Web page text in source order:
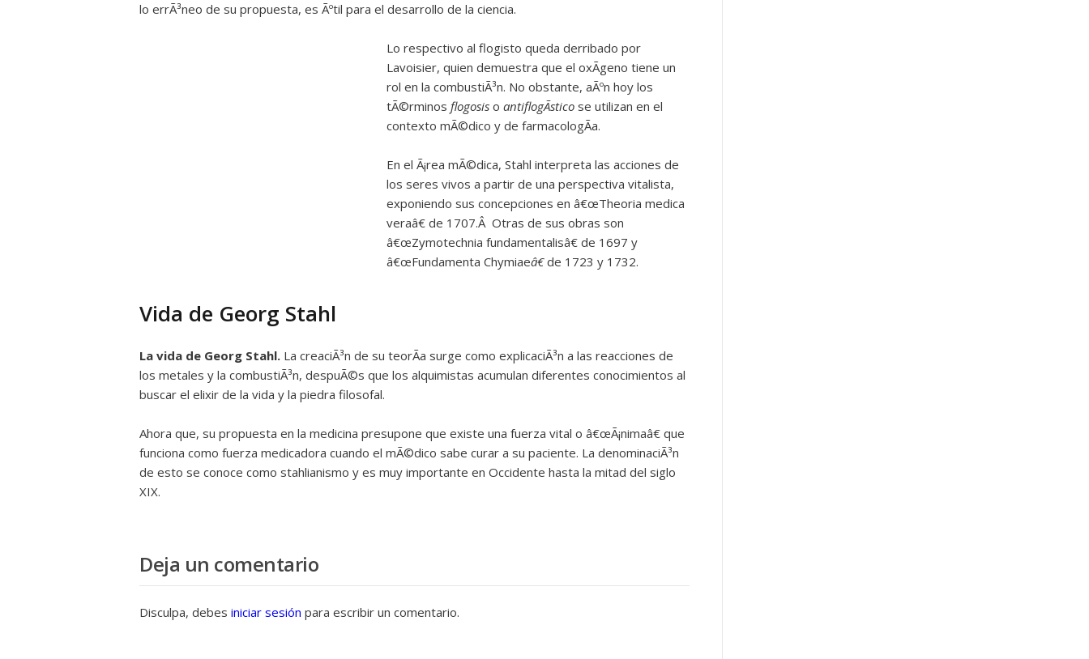
lo errÃ³neo de su propuesta, es Ãºtil para el desarrollo de la ciencia.
Lo respectivo al flogisto queda derribado por
Lavoisier, quien demuestra que el oxÃ­geno tiene un
rol en la combustiÃ³n. No obstante, aÃºn hoy los
tÃ©rminos flogosis o antiflogÃ­stico se utilizan en el
contexto mÃ©dico y de farmacologÃ­a.
En el Ã¡rea mÃ©dica, Stahl interpreta las acciones de
los seres vivos a partir de una perspectiva vitalista,
exponiendo sus concepciones en â€œTheoria medica
veraâ€ de 1707.Â Otras de sus obras son
â€œZymotechnia fundamentalisâ€ de 1697 y
â€œFundamenta Chymiaeâ€de 1723 y 1732.
Vida de Georg Stahl
La vida de Georg Stahl. La creaciÃ³n de su teorÃ­a surge como explicaciÃ³n a las reacciones de
los metales y la combustiÃ³n, despuÃ©s que los alquimistas acumulan diferentes conocimientos al
buscar el elixir de la vida y la piedra filosofal.
Ahora que, su propuesta en la medicina presupone que existe una fuerza vital o â€œÃ¡nimaâ€ que
funciona como fuerza medicadora cuando el mÃ©dico sabe curar a su paciente. La denominaciÃ³n
de esto se conoce como stahlianismo y es muy importante en Occidente hasta la mitad del siglo
XIX.
Deja un comentario
Disculpa, debes iniciar sesión para escribir un comentario.